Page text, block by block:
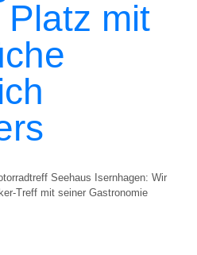
mit
Seehaus Isernhagen: Wir
Treff mit seiner Gastronomie